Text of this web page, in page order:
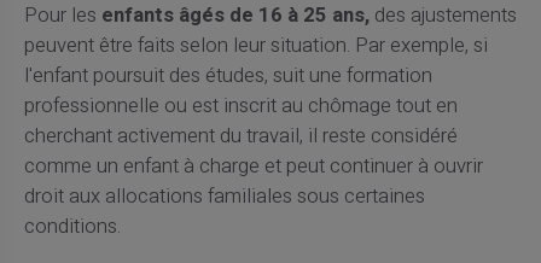
Pour les enfants âgés de 16 à 25 ans,des ajustements
peuvent être faits selon leur situation. Par exemple, si
l'enfant poursuit des études, suit une formation
professionnelle ou est inscrit au chômage tout en
cherchant activement du travail, il reste considéré
comme un enfant à charge et peut continuer à ouvrir
droit aux allocations familiales sous certaines
conditions.